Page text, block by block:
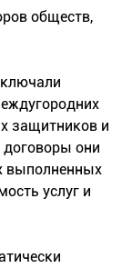
обществ,
защитников и
договоры они
выполненных
услуг и